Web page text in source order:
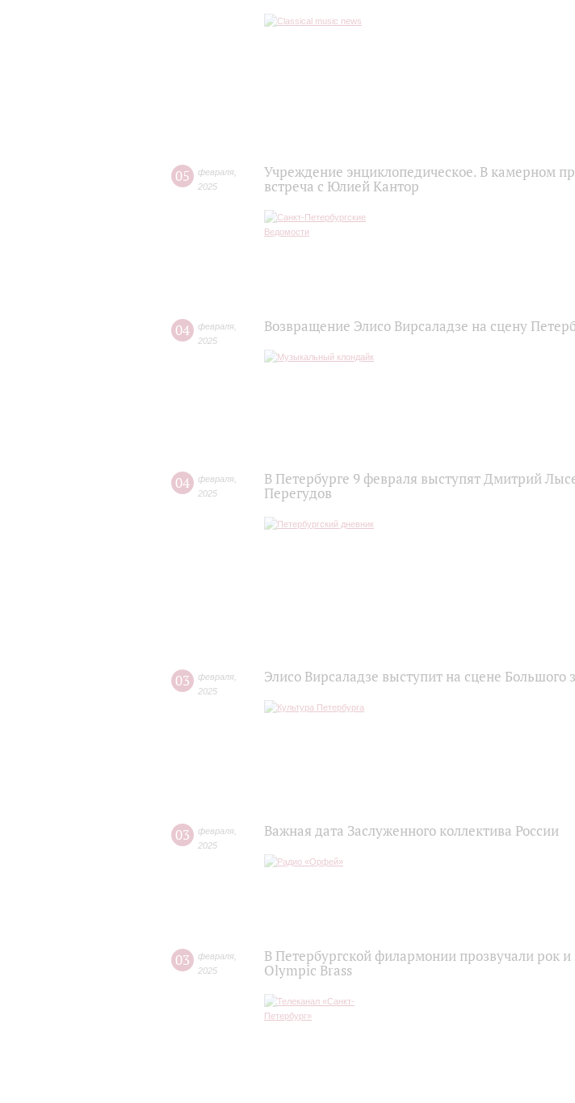
05 февраля
2025
Учреждение энциклопедическое. В камерном
встреча с Юлией Кантор
04 февраля
2025
Возвращение Элисо Вирсаладзе на сцену
04 февраля
2025
В Петербурге 9 февраля выступят Дмитрий
Перегудов
03 февраля
2025
Элисо Вирсаладзе выступит на сцене
03 февраля
2025
Важная дата Заслуженного коллектива России
03 февраля
2025
В Петербургской филармонии прозвучали рок
Olympic Brass